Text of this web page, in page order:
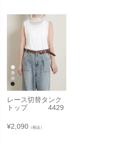
レース切替タンク
トップ 4429
¥2,090 （税込）